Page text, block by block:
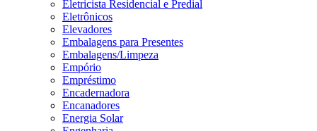
Eletricista Residencial e Predial
Eletrônicos
Elevadores
Embalagens para Presentes
Embalagens/Limpeza
Empório
Empréstimo
Encadernadora
Encanadores
Energia Solar